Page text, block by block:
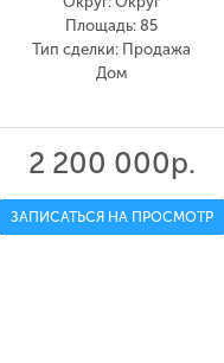
Площадь: 85
Тип сделки: Продажа
Дом
2 200 000р.
ЗАПИСАТЬСЯ НА ПРОСМОТР